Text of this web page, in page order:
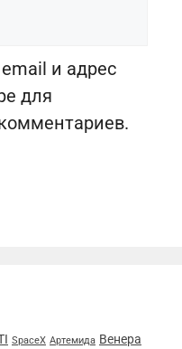
и адрес
для
SpaceX Артемида Венера